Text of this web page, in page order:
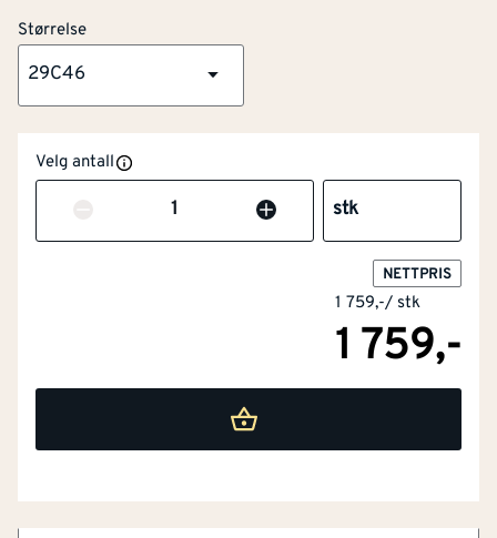
Størrelse
29C46
Velg antall
Antall stk
NETTPRIS
1 759,-/ stk
1 759,-
Artikkelnummer
Ultralett stretch